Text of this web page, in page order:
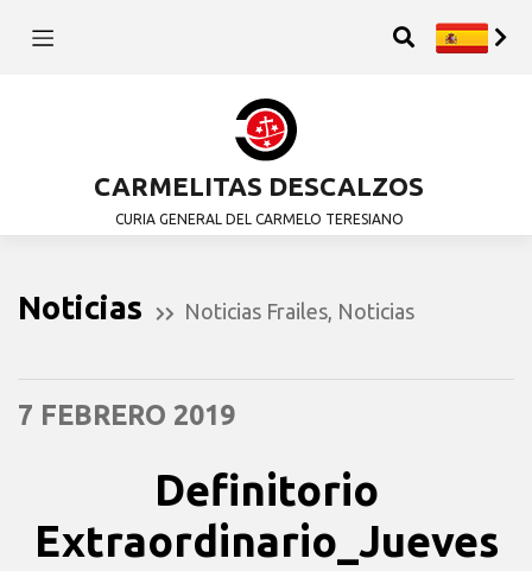
CARMELITAS DESCALZOS
CURIA GENERAL DEL CARMELO TERESIANO
Noticias Noticias Frailes Noticias
7 FEBRERO 2019
Definitorio
Extraordinario_Jueves